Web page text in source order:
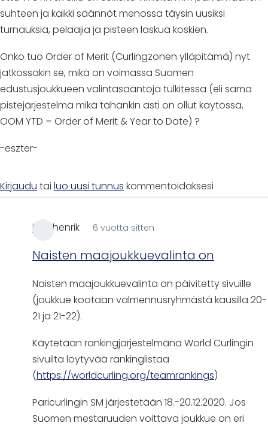
suhteen ja kaikki säännöt menossa täysin uusiksi
turnauksia, pelaajia ja pisteen laskua koskien.
Onko tuo Order of Merit (Curlingzonen ylläpitämä) nyt
jatkossakin se, mikä on voimassa Suomen
edustusjoukkueen valintasääntöjä tulkitessa (eli sama
pistejärjestelmä mikä tähänkin asti on ollut käytössä,
OOM YTD = Order of Merit & Year to Date) ?
-eszter-
Kirjaudu tai luo uusi tunnus kommentoidaksesi
juhohenrik 6 vuotta sitten
Naisten maajoukkuevalinta on
Naisten maajoukkuevalinta on päivitetty sivuille
(joukkue kootaan valmennusryhmästä kausilla 20-
21 ja 21-22).
Käytetään rankingjärjestelmänä World Curlingin
sivuilta löytyvää rankinglistaa
(https://worldcurling.org/teamrankings)
Paricurlingin SM järjestetään 18.-20.12.2020. Jos
Suomen mestaruuden voittava joukkue on eri